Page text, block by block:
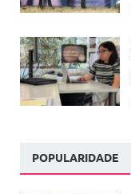
POPULARIDADE